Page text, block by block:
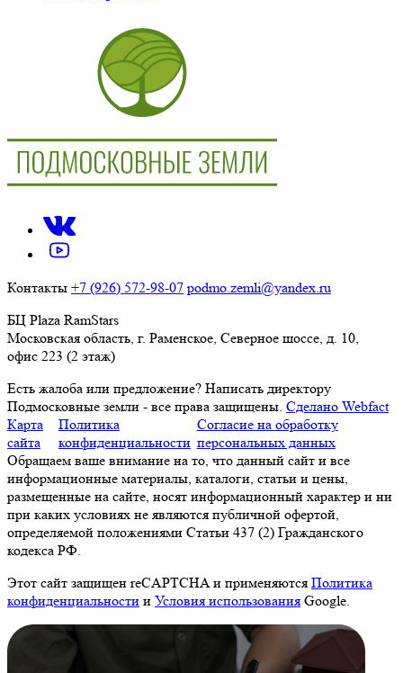
Контакты +7 (926) 572-98-07 podmo.zemli@yandex.ru
БЦ Plaza RamStars
Московская область, г. Раменское, Северное шоссе, д. 10,
офис 223 (2 этаж)
Есть жалоба или предложение? Написать директору
Подмосковные земли - все права защищены. Сделано Webfact
Карта
сайта
Политика
конфиденциальности
Согласие на обработку
персональных данных
Обращаем ваше внимание на то, что данный сайт и все
информационные материалы, каталоги, статьи и цены,
размещенные на сайте, носят информационный характер и ни
при каких условиях не являются публичной офертой,
определяемой положениями Статьи 437 (2) Гражданского
кодекса РФ.
Этот сайт защищен reCAPTCHA и применяются Политика
конфиденциальности и Условия использования Google.